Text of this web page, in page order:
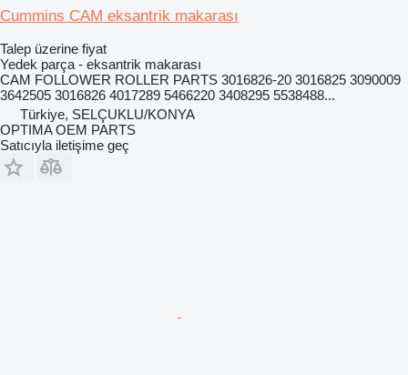
Cummins CAM eksantrik makarası
Talep üzerine fiyat
Yedek parça - eksantrik makarası
CAM FOLLOWER ROLLER PARTS 3016826-20 3016825 3090009
3642505 3016826 4017289 5466220 3408295 5538488...
Türkiye, SELÇUKLU/KONYA
OPTIMA OEM PARTS
Satıcıyla iletişime geç